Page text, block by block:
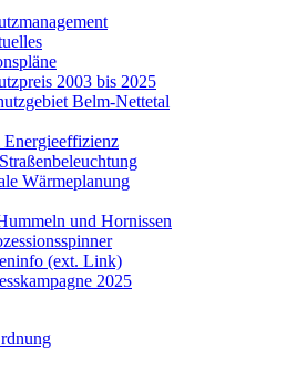
2003 bis 2025
Belm-Nettetal
Wärmeplanung
und Hornissen
(ext. Link)
2025